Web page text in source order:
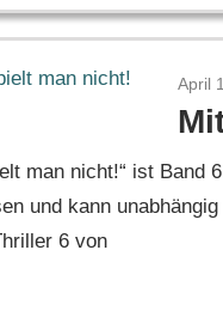
April
man nicht!“ ist Band
und kann
6 von